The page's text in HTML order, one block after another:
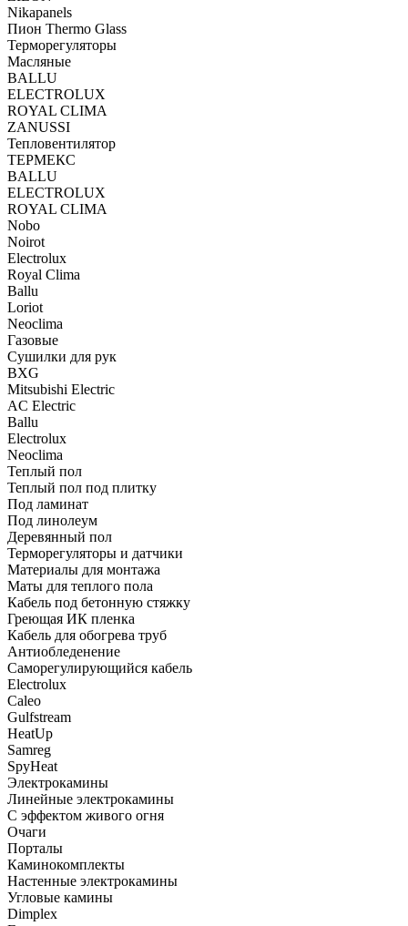
Nikapanels
Пион Thermo Glass
Терморегуляторы
Масляные
BALLU
ELECTROLUX
ROYAL CLIMA
ZANUSSI
Тепловентилятор
ТЕРМЕКС
BALLU
ELECTROLUX
ROYAL CLIMA
Nobo
Noirot
Electrolux
Royal Clima
Ballu
Loriot
Neoclima
Газовые
Сушилки для рук
BXG
Mitsubishi Electric
AC Electric
Ballu
Electrolux
Neoclima
Теплый пол
Теплый пол под плитку
Под ламинат
Под линолеум
Деревянный пол
Терморегуляторы и датчики
Материалы для монтажа
Маты для теплого пола
Кабель под бетонную стяжку
Греющая ИК пленка
Кабель для обогрева труб
Антиобледенение
Саморегулирующийся кабель
Electrolux
Caleo
Gulfstream
HeatUp
Samreg
SpyHeat
Электрокамины
Линейные электрокамины
С эффектом живого огня
Очаги
Порталы
Каминокомплекты
Настенные электрокамины
Угловые камины
Dimplex